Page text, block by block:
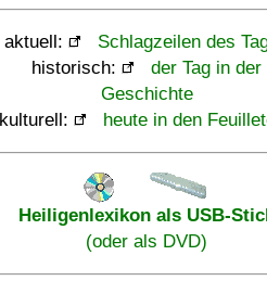
aktuell:
Schlagzeilen des
historisch:
der Tag in der
Geschichte
kulturell:
heute in den
Heiligenlexikon als USB-
(oder als DVD)